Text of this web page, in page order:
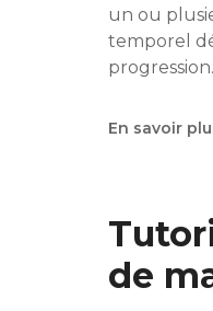
En savoir
sur Les
un ou
temporel
progression.
de